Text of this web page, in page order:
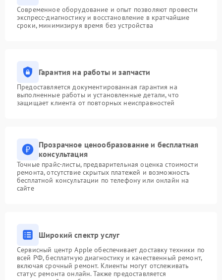
Современное оборудование и опыт позволяют провести
экспресс-диагностику и восстановление в кратчайшие
сроки, минимизируя время без устройства
Гарантия на работы и запчасти
Предоставляется документированная гарантия на
выполненные работы и установленные детали, что
защищает клиента от повторных неисправностей
Прозрачное ценообразование и бесплатная
консультация
Точные прайс-листы, предварительная оценка стоимости
ремонта, отсутствие скрытых платежей и возможность
бесплатной консультации по телефону или онлайн на
сайте
Широкий спектр услуг
Сервисный центр Apple обеспечивает доставку техники по
всей РФ, бесплатную диагностику и качественный ремонт,
включая срочный ремонт. Клиенты могут отслеживать
статус ремонта онлайн. Также предоставляется